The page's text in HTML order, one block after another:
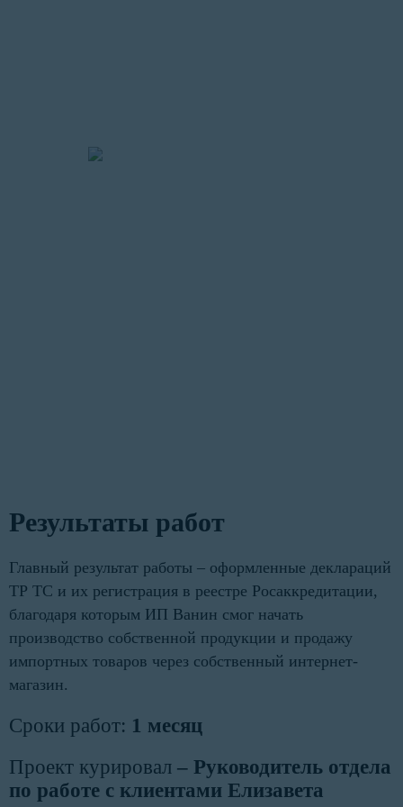
Результаты работ
Главный результат работы – оформленные деклараций
ТР ТС и их регистрация в реестре Росаккредитации,
благодаря которым ИП Ванин смог начать
производство собственной продукции и продажу
импортных товаров через собственный интернет-
магазин.
Сроки работ: 1 месяц
Проект курировал – Руководитель отдела
по работе с клиентами Елизавета